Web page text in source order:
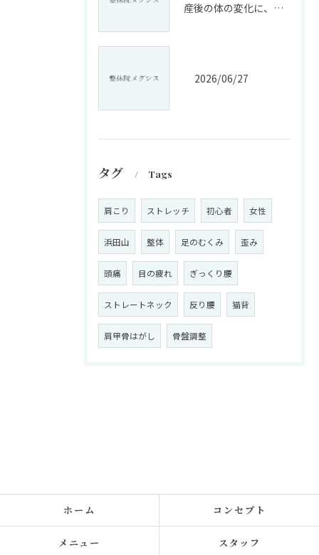
産後の体の変化に、戸惑っていませんか?
2026/06/27
タグ Tags
肩こり ストレッチ 初心者 女性
浜田山 整体 足のむくみ 歪み
頭痛 目の疲れ ぎっくり腰
ストレートネック 反り腰 猫背
肩甲骨はがし 骨盤調整
ホーム コンセプト
メニュー スタッフ